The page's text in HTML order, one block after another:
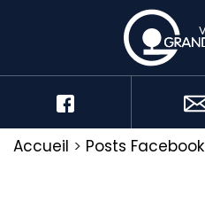
Accueil > Posts Facebook